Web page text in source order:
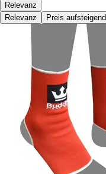
Relevanz
Relevanz
Preis aufsteigend